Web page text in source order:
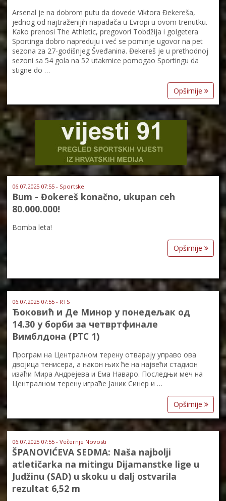
Arsenal je na dobrom putu da dovede Viktora Đekereša,
jednog od najtraženijih napadača u Evropi u ovom trenutku.
Kako prenosi The Athletic, pregovori Tobdžija i golgetera
Sportinga dobro napreduju i već se pominje ugovor na pet
sezona za 27-godišnjeg Šveđanina. Đekereš je u prethodnoj
sezoni sa 54 gola na 52 utakmice pomogao Sportingu da
stigne do …
Opširnije
06.07.2025 07:55 - Sportske
Bum - Đokereš konačno, ukupan ceh
80.000.000!
Bomba leta!
Opširnije
06.07.2025 07:55 - RTS
Ђоковић и Де Минор у понедељак од
14.30 у борби за четвртфинале
Вимблдона (РТС 1)
Програм на Централном терену отварају управо ова
двојица тенисера, а након њих ће на највећи стадион
изаћи Мира Андрејева и Ема Наваро. Последњи меч на
Централном терену играће Јаник Синер и …
Opširnije
06.07.2025 07:55 - Večernje Novosti
ŠPANOVIĆEVA SEDMA: Naša najbolji
atletičarka na mitingu Dijamanstke lige u
Judžinu (SAD) u skoku u dalj ostvarila
rezultat 6,52 m